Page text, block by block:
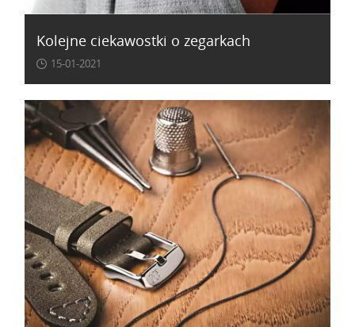
Kolejne ciekawostki o zegarkach
15-01-2021